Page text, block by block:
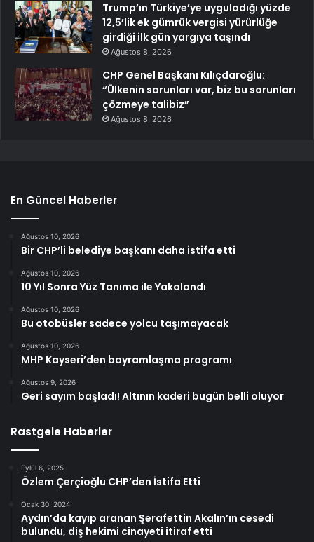
Trump’ın Türkiye’ye uyguladığı yüzde
12,5’lik ek gümrük vergisi yürürlüğe
girdiği ilk gün yargıya taşındı
Ağustos 8, 2026
CHP Genel Başkanı Kılıçdaroğlu:
“Ülkenin sorunları var, biz bu sorunları
çözmeye talibiz”
Ağustos 8, 2026
En Güncel Haberler
Ağustos 10, 2026
Bir CHP’li belediye başkanı daha istifa etti
Ağustos 10, 2026
10 Yıl Sonra Yüz Tanıma ile Yakalandı
Ağustos 10, 2026
Bu otobüsler sadece yolcu taşımayacak
Ağustos 10, 2026
MHP Kayseri’den bayramlaşma programı
Ağustos 9, 2026
Geri sayım başladı! Altının kaderi bugün belli oluyor
Rastgele Haberler
Eylül 6, 2025
Özlem Çerçioğlu CHP’den İstifa Etti
Ocak 30, 2024
Aydın’da kayıp aranan Şerafettin Akalın’ın cesedi
bulundu, diş hekimi cinayeti itiraf etti